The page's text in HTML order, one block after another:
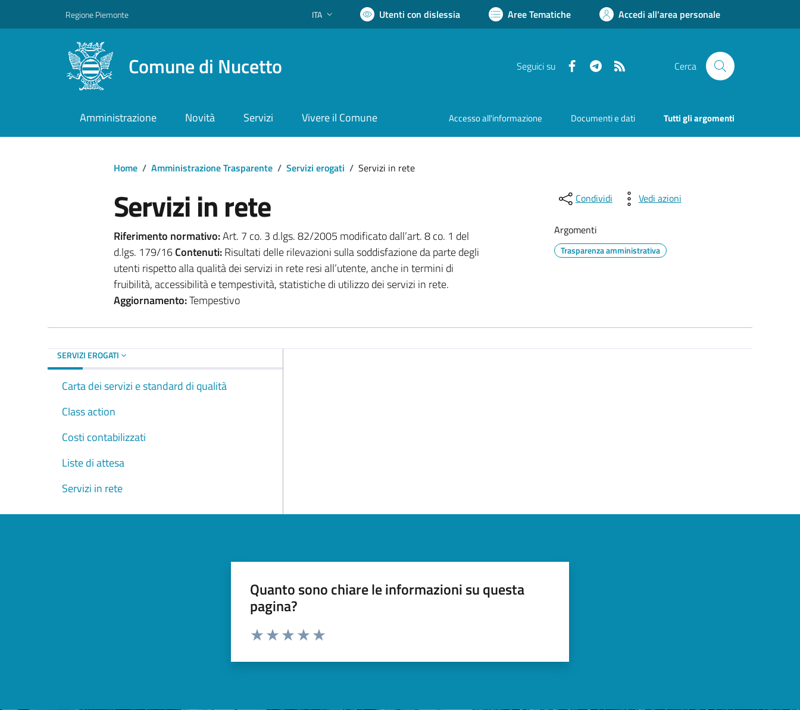
Regione Piemonte Lingua attiva:
ITA Utenti con dislessia Aree Tematiche Accedi all'area personale
Comune di Nucetto Seguici su FacebookTelegram Cerca
Amministrazione Novità Servizi Vivere il Comune Accesso all'informazione Documenti e dati Tutti gli argomenti
Home / Amministrazione Trasparente / Servizi erogati / Servizi in rete
Servizi in rete
Riferimento normativo:Art. 7 co. 3 d.lgs. 82/2005 modificato dall’art. 8 co. 1 del
d.lgs. 179/16Contenuti:Risultati delle rilevazioni sulla soddisfazione da parte degli
utenti rispetto alla qualità dei servizi in rete resi all’utente, anche in termini di
fruibilità, accessibilità e tempestività, statistiche di utilizzo dei servizi in rete.
Aggiornamento:Tempestivo
Condividi Vedi azioni
Argomenti
Trasparenza amministrativa
SERVIZI EROGATI
Carta dei servizi e standard di qualità
Class action
Costi contabilizzati
Liste di attesa
Servizi in rete
Quanto sono chiare le informazioni su questa
pagina?
Valuta da 1 a 5 stelle la pagina